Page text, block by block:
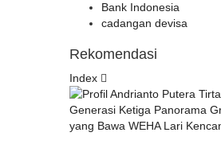
Bank Indonesia
cadangan devisa
Rekomendasi
Index